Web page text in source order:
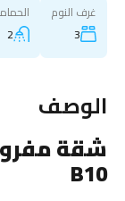
غرف النوم
3
2
الوصف
شقة
B10